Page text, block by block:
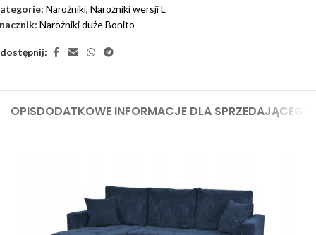
Narożniki, Narożniki wersji L
Narożniki duże Bonito
OPISDODATKOWE INFORMACJE DLA SPRZEDAJĄCEGO